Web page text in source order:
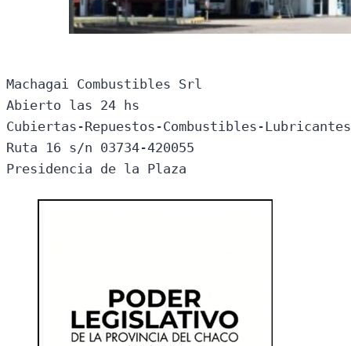
Machagai Combustibles Srl
Abierto las 24 hs
Cubiertas-Repuestos-Combustibles-
Ruta 16 s/n 03734-420055
Presidencia de la Plaza